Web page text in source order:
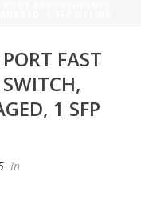
FAST
1 SFP
In